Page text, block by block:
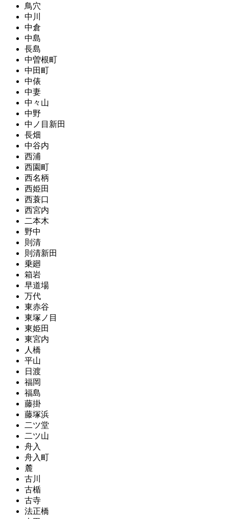
鳥穴
中川
中倉
中島
長島
中曽根町
中田町
中俵
中妻
中々山
中野
中ノ目新田
長畑
中谷内
西浦
西園町
西名柄
西姫田
西蓑口
西宮内
二本木
野中
則清
則清新田
乗廻
箱岩
早道場
万代
東赤谷
東塚ノ目
東姫田
東宮内
人橋
平山
日渡
福岡
福島
藤掛
藤塚浜
二ツ堂
二ツ山
舟入
舟入町
麓
古川
古楯
古寺
法正橋